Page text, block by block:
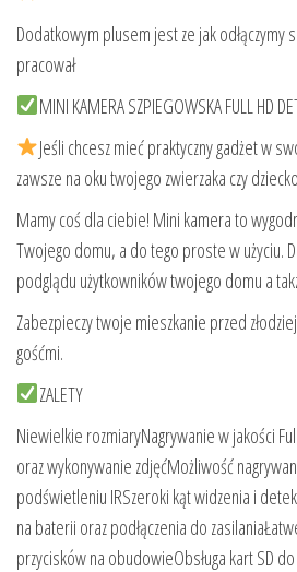
Dodatkowym plusem jest ze jak odłączymy
pracował
MINI KAMERA SZPIEGOWSKA FULL HD
Jeśli chcesz mieć praktyczny gadżet w
zawsze na oku twojego zwierzaka czy
Mamy coś dla ciebie! Mini kamera to
Twojego domu, a do tego proste w użyciu.
podglądu użytkowników twojego domu a
Zabezpieczy twoje mieszkanie przed
gośćmi.
ZALETY
Niewielkie rozmiaryNagrywanie w jakości
oraz wykonywanie zdjęćMożliwość
podświetleniu IRSzeroki kąt widzenia i
na baterii oraz podłączenia do
przycisków na obudowieObsługa kart SD